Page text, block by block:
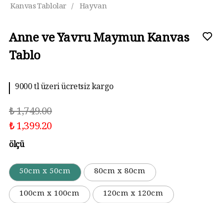
Kanvas Tablolar / Hayvan
Anne ve Yavru Maymun Kanvas
Tablo
9000 tl üzeri ücretsiz kargo
₺ 1,749.00
₺ 1,399.20
ölçü
50cm x 50cm
80cm x 80cm
100cm x 100cm
120cm x 120cm